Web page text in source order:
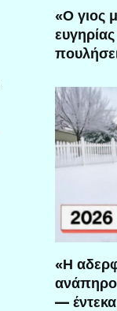
«Ο γιος
«Η
ανάπηρο
—